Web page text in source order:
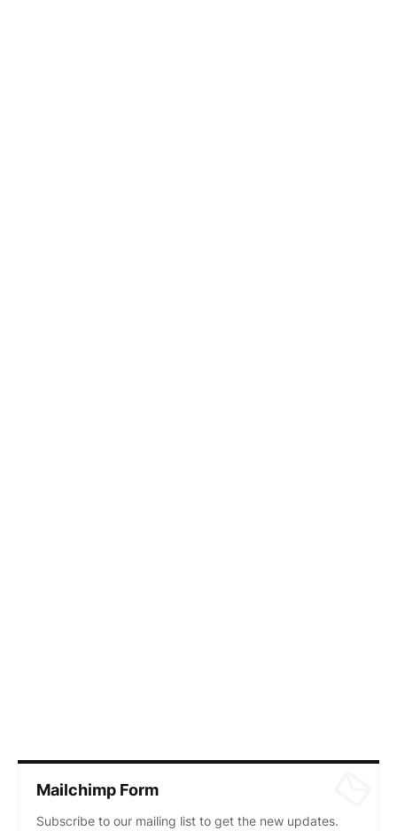
Mailchimp Form
Subscribe to our mailing list to get the new updates.